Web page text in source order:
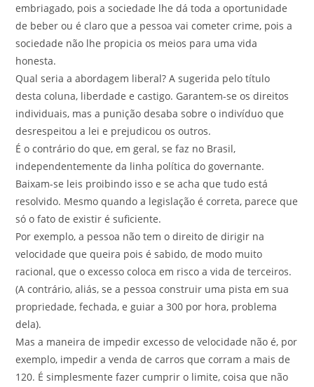
embriagado, pois a sociedade lhe dá toda a oportunidade
de beber ou é claro que a pessoa vai cometer crime, pois a
sociedade não lhe propicia os meios para uma vida
honesta.
Qual seria a abordagem liberal? A sugerida pelo título
desta coluna, liberdade e castigo. Garantem-se os direitos
individuais, mas a punição desaba sobre o indivíduo que
desrespeitou a lei e prejudicou os outros.
É o contrário do que, em geral, se faz no Brasil,
independentemente da linha política do governante.
Baixam-se leis proibindo isso e se acha que tudo está
resolvido. Mesmo quando a legislação é correta, parece que
só o fato de existir é suficiente.
Por exemplo, a pessoa não tem o direito de dirigir na
velocidade que queira pois é sabido, de modo muito
racional, que o excesso coloca em risco a vida de terceiros.
(A contrário, aliás, se a pessoa construir uma pista em sua
propriedade, fechada, e guiar a 300 por hora, problema
dela).
Mas a maneira de impedir excesso de velocidade não é, por
exemplo, impedir a venda de carros que corram a mais de
120. É simplesmente fazer cumprir o limite, coisa que não